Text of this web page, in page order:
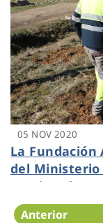
05 NOV 2020
La
del Ministerio
gracias al
el que
Anterior